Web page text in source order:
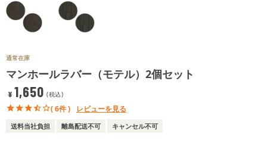
通常在庫
マンホールラバー（モテル）2個セット
¥ 1,650 税込
( 6件 ) レビューを見る
送料当社負担 離島配送不可 キャンセル不可